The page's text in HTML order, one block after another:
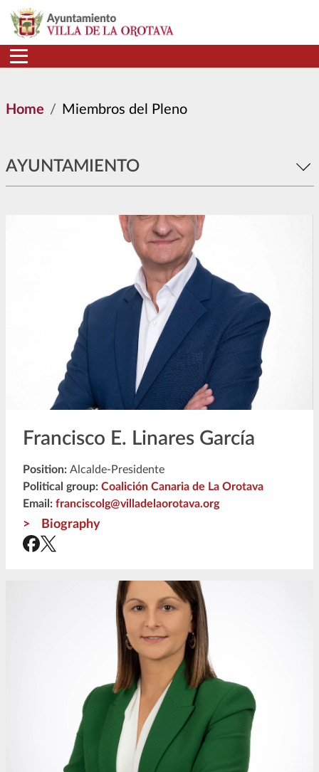
Skip to main content
Home Miembros del Pleno
AYUNTAMIENTO
Francisco E. Linares García
Position: Alcalde-Presidente
Political group: Coalición Canaria de La Orotava
Email: franciscolg@villadelaorotava.org
Biography